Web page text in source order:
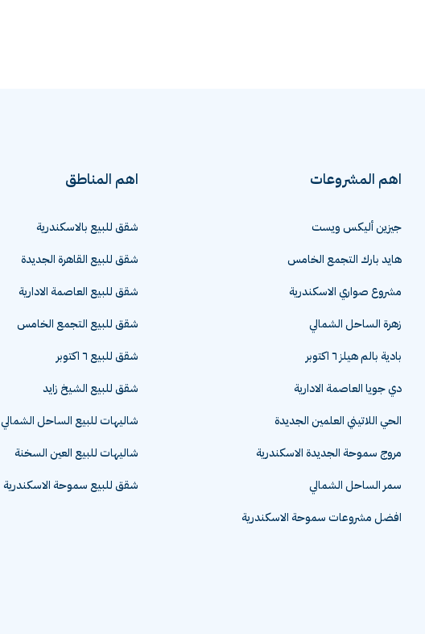
اهم المشروعات
جيزين أليكس ويست
هايد بارك التجمع الخامس
مشروع صواري الاسكندرية
زهرة الساحل الشمالي
بادية بالم هيلز ٦ اكتوبر
دي جويا العاصمة الادارية
الحي اللاتيني العلمين الجديدة
مروج سموحة الجديدة الاسكندرية
سمر الساحل الشمالي
افضل مشروعات سموحة الاسكندرية
اهم المناطق
شقق للبيع بالاسكندرية
شقق للبيع القاهرة الجديدة
شقق للبيع العاصمة الادارية
شقق للبيع التجمع الخامس
شقق للبيع ٦ اكتوبر
شقق للبيع الشيخ زايد
شاليهات للبيع الساحل الشمالي
شاليهات للبيع العين السخنة
شقق للبيع سموحة الاسكندرية